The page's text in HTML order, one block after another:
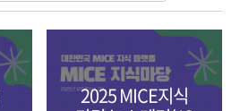
2025 MICE지식